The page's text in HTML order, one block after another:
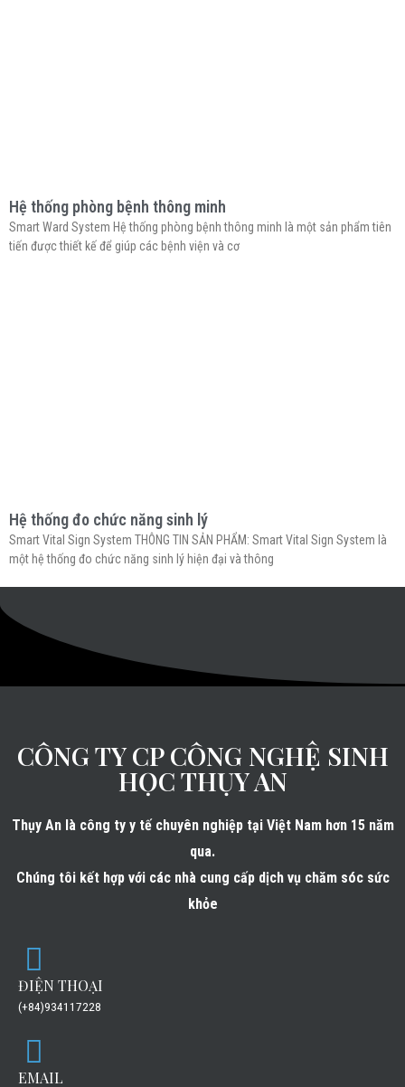
Hệ thống phòng bệnh thông minh
Smart Ward System Hệ thống phòng bệnh thông minh là một sản phẩm tiên
tiến được thiết kế để giúp các bệnh viện và cơ
Hệ thống đo chức năng sinh lý
Smart Vital Sign System THÔNG TIN SẢN PHẨM: Smart Vital Sign System là
một hệ thống đo chức năng sinh lý hiện đại và thông
CÔNG TY CP CÔNG NGHỆ SINH
HỌC THỤY AN
Thụy An là công ty y tế chuyên nghiệp tại Việt Nam hơn 15 năm
qua.
Chúng tôi kết hợp với các nhà cung cấp dịch vụ chăm sóc sức
khỏe
ĐIỆN THOẠI
(+84)934117228
EMAIL